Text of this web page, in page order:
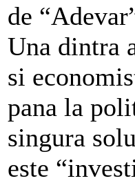
de
Una dintra
si
pana la
singura
este